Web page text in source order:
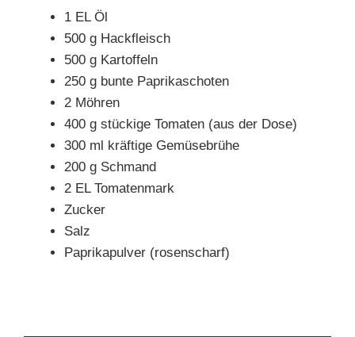
1 EL Öl
500 g Hackfleisch
500 g Kartoffeln
250 g bunte Paprikaschoten
2 Möhren
400 g stückige Tomaten (aus der Dose)
300 ml kräftige Gemüsebrühe
200 g Schmand
2 EL Tomatenmark
Zucker
Salz
Paprikapulver (rosenscharf)